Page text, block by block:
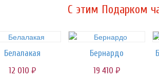
C этим Подарком
Белалакая
12 010 руб.
Бернардо
19 410 руб.